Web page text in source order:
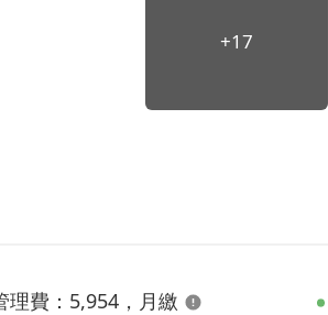
+17
理費：5,954，月繳